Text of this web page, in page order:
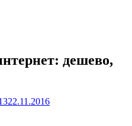
дешево,
22.11.2016